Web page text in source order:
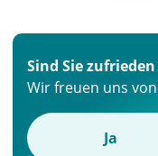
Sind Sie
Wir freuen uns
Ja